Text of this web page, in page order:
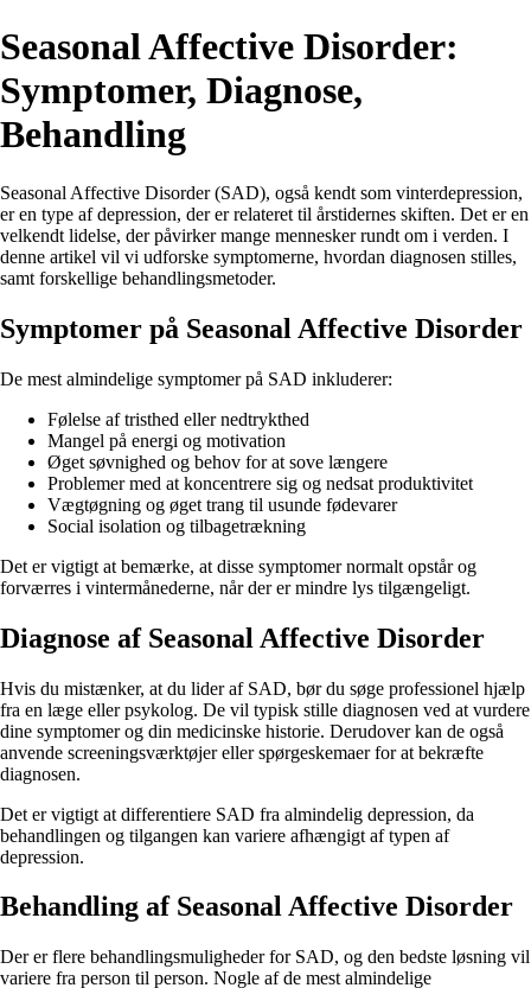
Seasonal Affective Disorder:
Symptomer, Diagnose,
Behandling
Seasonal Affective Disorder (SAD), også kendt som vinterdepression,
er en type af depression, der er relateret til årstidernes skiften. Det er en
velkendt lidelse, der påvirker mange mennesker rundt om i verden. I
denne artikel vil vi udforske symptomerne, hvordan diagnosen stilles,
samt forskellige behandlingsmetoder.
Symptomer på Seasonal Affective Disorder
De mest almindelige symptomer på SAD inkluderer:
Følelse af tristhed eller nedtrykthed
Mangel på energi og motivation
Øget søvnighed og behov for at sove længere
Problemer med at koncentrere sig og nedsat produktivitet
Vægtøgning og øget trang til usunde fødevarer
Social isolation og tilbagetrækning
Det er vigtigt at bemærke, at disse symptomer normalt opstår og
forværres i vintermånederne, når der er mindre lys tilgængeligt.
Diagnose af Seasonal Affective Disorder
Hvis du mistænker, at du lider af SAD, bør du søge professionel hjælp
fra en læge eller psykolog. De vil typisk stille diagnosen ved at vurdere
dine symptomer og din medicinske historie. Derudover kan de også
anvende screeningsværktøjer eller spørgeskemaer for at bekræfte
diagnosen.
Det er vigtigt at differentiere SAD fra almindelig depression, da
behandlingen og tilgangen kan variere afhængigt af typen af
depression.
Behandling af Seasonal Affective Disorder
Der er flere behandlingsmuligheder for SAD, og den bedste løsning vil
variere fra person til person. Nogle af de mest almindelige